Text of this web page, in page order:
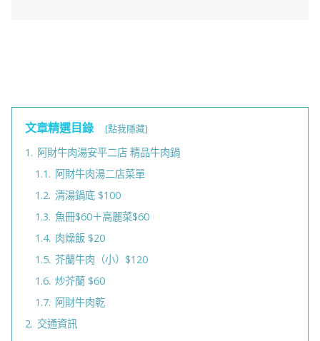
文章精選目錄 [點我隱藏]
1. 阿財牛肉湯安平二店 精品牛肉鍋
1.1. 阿財牛肉湯二店菜單
1.2. 清湯鍋底 $100
1.3. 魚冊$60＋高麗菜$60
1.4. 肉燥飯 $20
1.5. 芥蘭牛肉（小）$120
1.6. 炒芥蘭 $60
1.7. 阿財牛肉乾
2. 交通資訊